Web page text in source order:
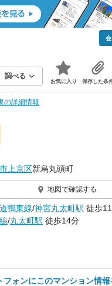
調べる
お気に入り 保存した条
の詳細情報
上京区新烏丸頭町
地図で確認する
鴨東線/神宮丸太町駅 徒歩
/丸太町駅 徒歩14分
フォンにこのマンション情報